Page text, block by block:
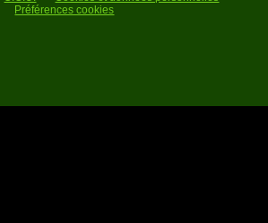
Préférences cookies